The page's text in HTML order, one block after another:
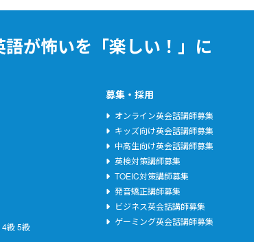
語が怖いを「楽しい！」に
4級 5級
募集・採用
オンライン英会話講師募集
キッズ向け英会話講師募集
中高生向け英会話講師募集
英検対策講師募集
TOEIC対策講師募集
発音矯正講師募集
ビジネス英会話講師募集
ゲーミング英会話講師募集